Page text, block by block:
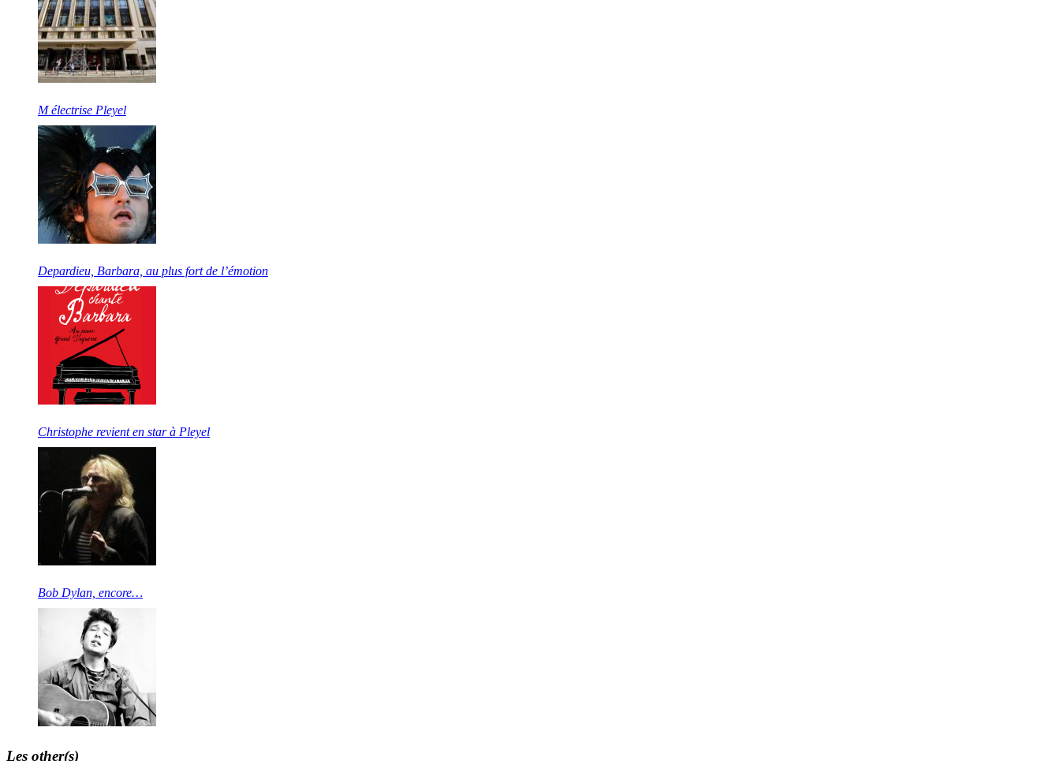
M électrise Pleyel
Depardieu, Barbara, au plus fort de l’émotion
Christophe revient en star à Pleyel
Bob Dylan, encore…
Les other(s)